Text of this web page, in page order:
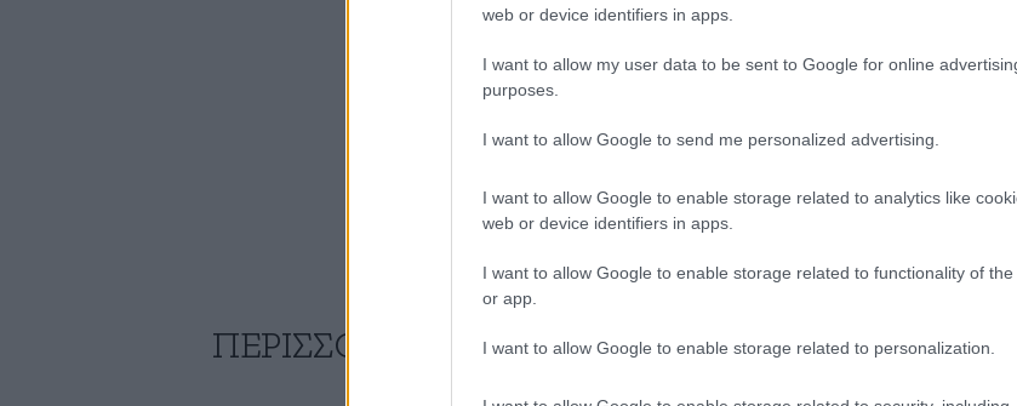
web or device identifiers in apps.
I want to allow my user data to be sent to Google for online
purposes.
I want to allow Google to send me personalized advertising.
I want to allow Google to enable storage related to analytics like
web or device identifiers in apps.
I want to allow Google to enable storage related to functionality of the
or app.
I want to allow Google to enable storage related to personalization.
ΠΕΡΙΣΣΟΤΕΡΑ ΑΠΟ ΤΗΝ ΕΛΛΑΔΑ ΟΛΑ ΤΑ